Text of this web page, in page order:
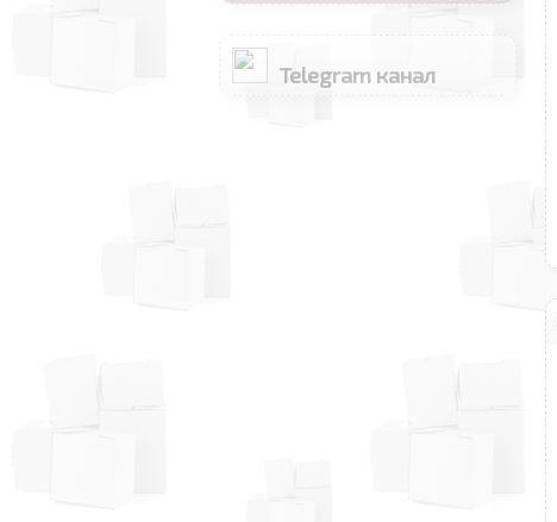
Telegram канал